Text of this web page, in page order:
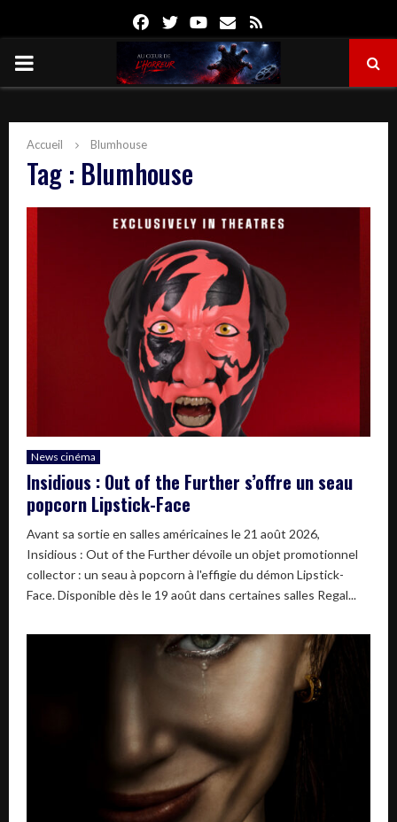
FacebookTwitterYoutube
Email
PRIMARY
Accueil Blumhouse
Tag : Blumhouse
News cinéma
Insidious : Out of the Further s’offre un seau
popcorn Lipstick-Face
Avant sa sortie en salles américaines le 21 août 2026,
Insidious : Out of the Further dévoile un objet promotionnel
collector : un seau à popcorn à l'effigie du démon Lipstick-
Face. Disponible dès le 19 août dans certaines salles Regal...